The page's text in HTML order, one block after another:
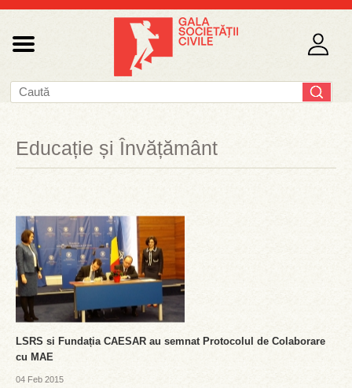
Educație și Învățământ
LSRS si Fundația CAESAR au semnat Protocolul de Colaborare
cu MAE
04 Feb 2015